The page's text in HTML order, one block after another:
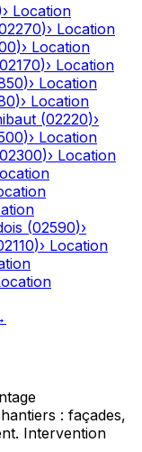
› Location
)› Location
)› Location
02170)› Location
)› Location
)› Location
(02220)›
)› Location
02300)› Location
(02590)›
)› Location
: façades,
Intervention